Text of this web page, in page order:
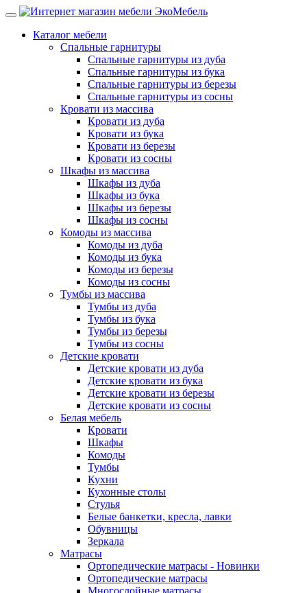
Каталог мебели
Спальные гарнитуры
Спальные гарнитуры из дуба
Спальные гарнитуры из бука
Спальные гарнитуры из березы
Спальные гарнитуры из сосны
Кровати из массива
Кровати из дуба
Кровати из бука
Кровати из березы
Кровати из сосны
Шкафы из массива
Шкафы из дуба
Шкафы из бука
Шкафы из березы
Шкафы из сосны
Комоды из массива
Комоды из дуба
Комоды из бука
Комоды из березы
Комоды из сосны
Тумбы из массива
Тумбы из дуба
Тумбы из бука
Тумбы из березы
Тумбы из сосны
Детские кровати
Детские кровати из дуба
Детские кровати из бука
Детские кровати из березы
Детские кровати из сосны
Белая мебель
Кровати
Шкафы
Комоды
Тумбы
Кухни
Кухонные столы
Стулья
Белые банкетки, кресла, лавки
Обувницы
Зеркала
Матрасы
Ортопедические матрасы - Новинки
Ортопедические матрасы
Многослойные матрасы